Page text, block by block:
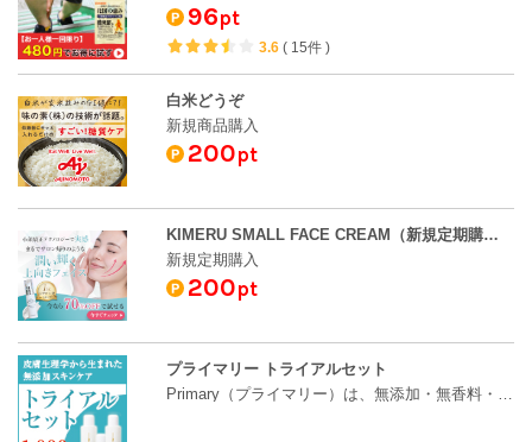
96pt
3.6( 15件 )
白米どうぞ
新規商品購入
200pt
KIMERU SMALL FACE CREAM（新規定期購入）
新規定期購入
200pt
プライマリー トライアルセット
Primary（プライマリー）は、無添加・無香料・自然有…